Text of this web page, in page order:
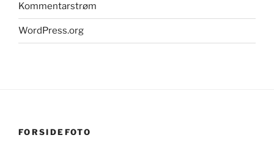
Kommentarstrøm
WordPress.org
FORSIDEFOTO